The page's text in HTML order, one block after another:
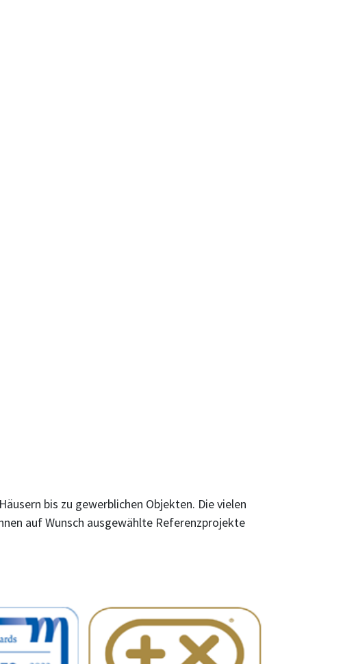
bis zu gewerblichen Objekten. Die vielen
auf Wunsch ausgewählte Referenzprojekte